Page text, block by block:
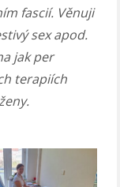
fascií. Věnuji
sex apod.
jak per
terapiích